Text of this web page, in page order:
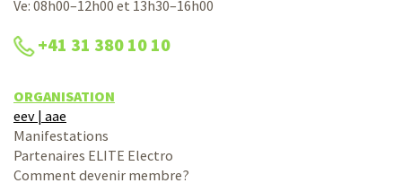
Ve: 08h00–12h00 et 13h30–16h00
+41 31 380 10 10
ORGANISATION
eev | aae
Manifestations
Partenaires ELITE Electro
Comment devenir membre?